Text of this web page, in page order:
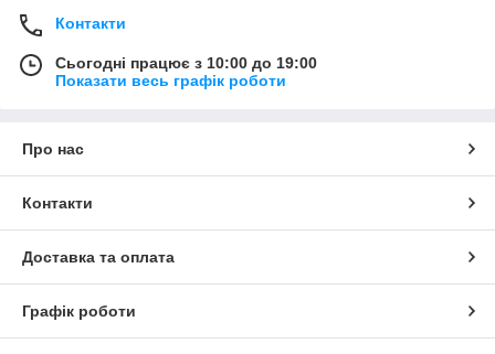
Контакти
Сьогодні працює з 10:00 до 19:00
Показати весь графік роботи
Про нас
Контакти
Доставка та оплата
Графік роботи